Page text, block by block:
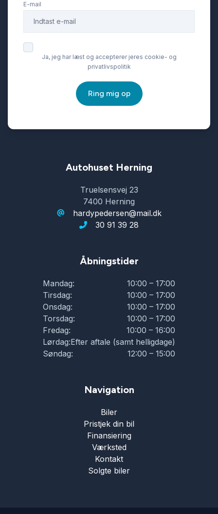
E-mail
Ja, jeg har læst og accepterer jeres cookie- og
privatlivspolitik
Ring mig op
Autohuset Herning
Truelsensvej 23
7400 Herning
hardypedersen@mail.dk
30 91 39 28
Åbningstider
Mandag:
10:00 – 17:00
Tirsdag:
10:00 – 17:00
Onsdag:
10:00 – 17:00
Torsdag:
10:00 – 17:00
Fredag:
10:00 – 16:00
Lørdag:Efter aftale (samt helligdage)
Søndag:
12:00 – 15:00
Navigation
Biler
Pristjek din bil
Finansiering
Værksted
Kontakt
Solgte biler